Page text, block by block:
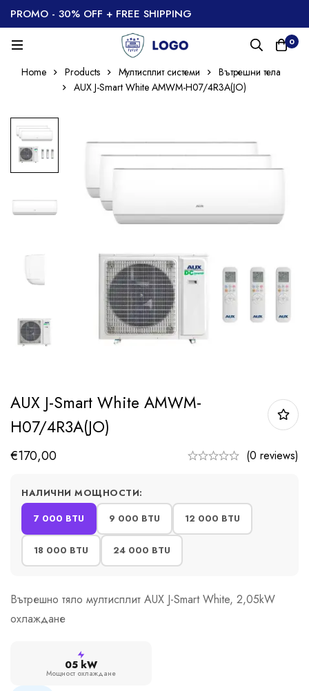
PROMO - 30% OFF + FREE SHIPPING
0
Home Products Мултисплит системи
Вътрешни тела
AUX J-Smart White AMWM-H07/4R3A(JO)
AUX J-Smart White AMWM-
H07/4R3A(JO)
€170,00 (0 reviews)
НАЛИЧНИ МОЩНОСТИ:
7 000 BTU
9 000 BTU 12 000 BTU
18 000 BTU 24 000 BTU
Вътрешно тяло мултисплит AUX J-Smart White, 2,05kW
охлаждане
05 kW
Мощност охлаждане